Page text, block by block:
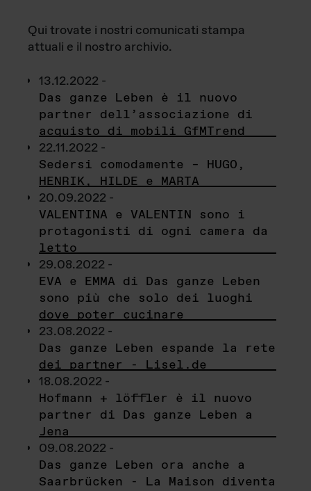
Qui trovate i nostri comunicati stampa
attuali e il nostro archivio.
13.12.2022 -
Das ganze Leben è il nuovo
partner dell’associazione di
acquisto di mobili GfMTrend
22.11.2022 -
Sedersi comodamente – HUGO,
HENRIK, HILDE e MARTA
20.09.2022 -
VALENTINA e VALENTIN sono i
protagonisti di ogni camera da
letto
29.08.2022 -
EVA e EMMA di Das ganze Leben
sono più che solo dei luoghi
dove poter cucinare
23.08.2022 -
Das ganze Leben espande la rete
dei partner - Lisel.de
18.08.2022 -
Hofmann + löffler è il nuovo
partner di Das ganze Leben a
Jena
09.08.2022 -
Das ganze Leben ora anche a
Saarbrücken - La Maison diventa